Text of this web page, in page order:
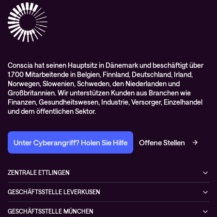
RMA-Antrag
AGB
Conscia hat seinen Hauptsitz in Dänemark und beschäftigt über
1.700 Mitarbeitende in Belgien, Finnland, Deutschland, Irland,
Norwegen, Slowenien, Schweden, den Niederlanden und
Großbritannien. Wir unterstützen Kunden aus Branchen wie
Finanzen, Gesundheitswesen, Industrie, Versorger, Einzelhandel
und dem öffentlichen Sektor.
Unter Cyberangriff? Holen Sie Hilfe Offene Stellen
ZENTRALE ETTLINGEN
Otto-Hahn-Str. 18
76275 Ettlingen
Deutschland
GESCHÄFTSSTELLE LEVERKUSEN
Düsseldorfer Straße 29
GESCHÄFTSSTELLE MÜNCHEN